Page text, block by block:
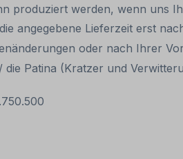
produziert werden, wenn uns
angegebene Lieferzeit erst
oder nach Ihrer
die Patina (Kratzer und